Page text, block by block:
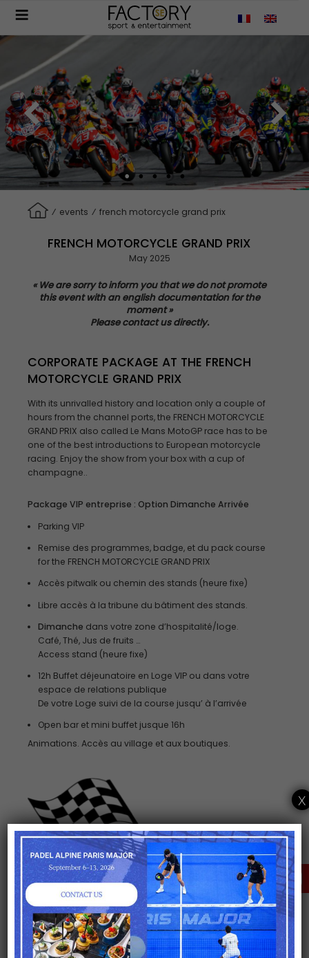
contenu
CLICK HERE FOR A
TAILORED OFFER
⁄ events ⁄ french motorcycle grand prix
FRENCH MOTORCYCLE GRAND PRIX
May 2025
«Wearesorrytoinform you that wedo notpromote
this event withanenglishdocumentation for the
moment »
Please contact usdirectly.
CORPORATE PACKAGE AT THE FRENCH
MOTORCYCLE GRAND PRIX
With its unrivalled history and location only a couple of
hours from the channel ports, the FRENCH MOTORCYCLE
GRAND PRIX also called Le Mans MotoGP race has to be
one of the best introductions to European motorcycle
racing. Enjoy the show from your box with a cup of
champagne..
Package VIP entreprise : Option Dimanche Arrivée
Parking VIP
Remise des programmes, badge, et du pack course
for the FRENCH MOTORCYCLE GRAND PRIX
Accès pitwalk ou chemin des stands (heure fixe)
Libre accès à la tribune du bâtiment des stands.
Dimanche dans votre zone d’hospitalité/loge.
Café, Thé, Jus de fruits …
Access stand (heure fixe)
12h Buffet déjeunatoire en Loge VIP ou dans votre
espace de relations publique
De votre Loge suivi de la course jusqu’ à l’arrivée
Open bar et mini buffet jusque 16h
Animations. Accès au village et aux boutiques.
OPTIONS
Nuitée sur le circuit (camping)
Nuitée en hôtel
x